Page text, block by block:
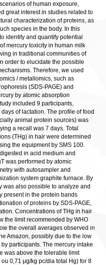
of human exposure,
great interest in studies related to
characterization of proteins, as
species in the body. In this
identify and quantify potential
mercury toxicity in human milk
in traditional communities of
order to elucidate the possible
Therefore, we used
/ metallomics, such as
(SDS-PAGE) and
by atomic absorption
included 9 participants,
of lactation. The profile of food
animal protein sources) was
a recall was 7 days. Total
(THg) in hair were determined
the equipment by SMS 100.
in acid medium and
was performed by atomic
with autosampler and
system graphite furnace. By
was also possible to analyze and
present in the protein bands
of proteins by SDS-PAGE,
Concentrations of THg in hair
the limit recommended by WHO
the overall averages observed in
Amazon, possibly due to the low
participants. The mercury intake
was above the tolerable limit
ou 0,71 μg/kg pc/dia total Hg) for 8